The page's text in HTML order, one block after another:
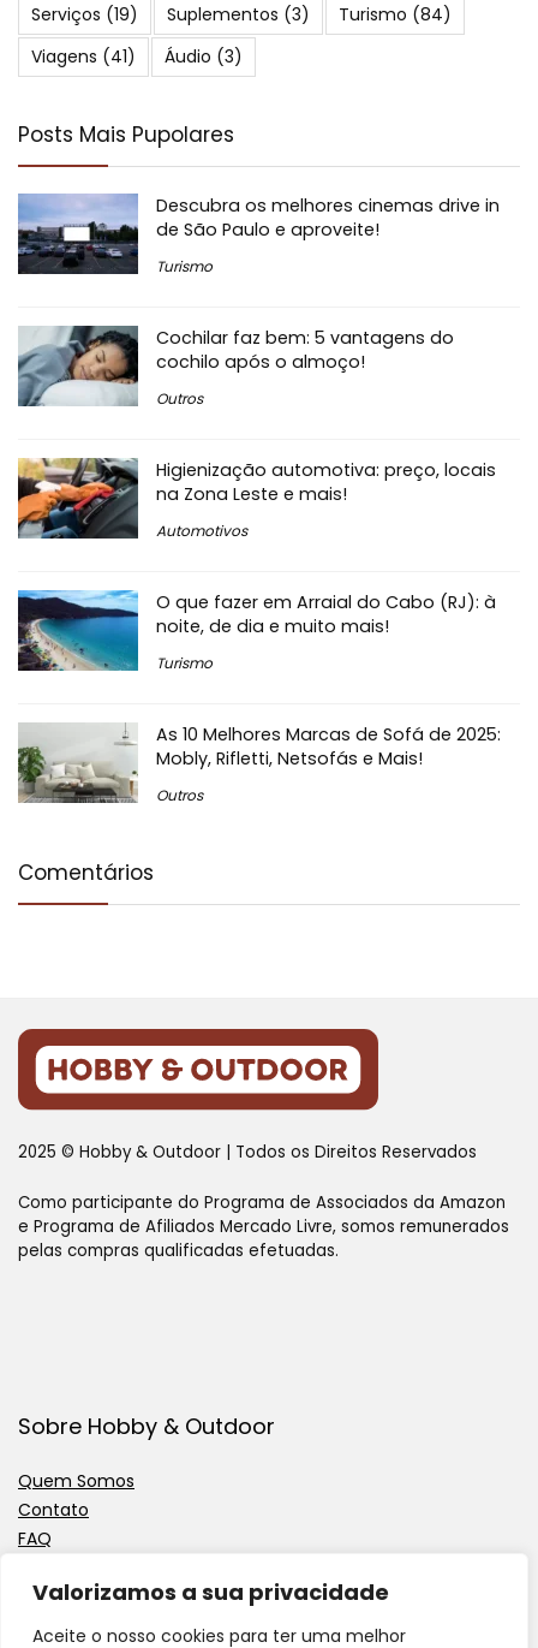
Valorizamos a sua privacidade
Aceite o nosso cookies para ter uma melhor
Serviços (19) Suplementos (3) Turismo (84)
Viagens (41) Áudio (3)
Posts Mais Pupolares
Descubra os melhores cinemas drive in
de São Paulo e aproveite!
Turismo
Cochilar faz bem: 5 vantagens do
cochilo após o almoço!
Outros
Higienização automotiva: preço, locais
na Zona Leste e mais!
Automotivos
O que fazer em Arraial do Cabo (RJ): à
noite, de dia e muito mais!
Turismo
As 10 Melhores Marcas de Sofá de 2025:
Mobly, Rifletti, Netsofás e Mais!
Outros
Comentários
2025 © Hobby & Outdoor | Todos os Direitos Reservados
Como participante do Programa de Associados da Amazon
e Programa de Afiliados Mercado Livre, somos remunerados
pelas compras qualificadas efetuadas.
Sobre Hobby & Outdoor
Quem Somos
Contato
FAQ
Políticas e Diretrizes